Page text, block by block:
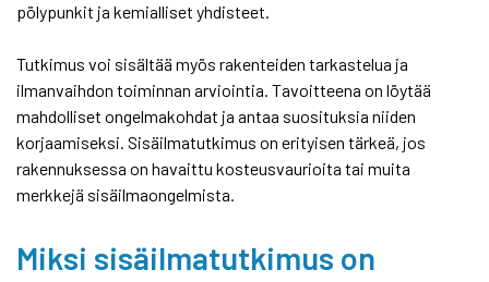
pölypunkit ja kemialliset yhdisteet.
Tutkimus voi sisältää myös rakenteiden tarkastelua ja
ilmanvaihdon toiminnan arviointia. Tavoitteena on löytää
mahdolliset ongelmakohdat ja antaa suosituksia niiden
korjaamiseksi. Sisäilmatutkimus on erityisen tärkeä, jos
rakennuksessa on havaittu kosteusvaurioita tai muita
merkkejä sisäilmaongelmista.
Miksi sisäilmatutkimus on